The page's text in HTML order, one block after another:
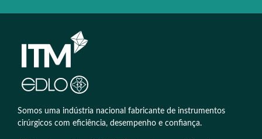
Somos uma indústria nacional fabricante de instrumentos
cirúrgicos com eficiência, desempenho e confiança.